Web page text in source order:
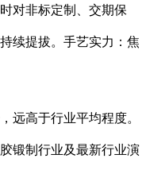
对非标定制、交期保
续提拔。手艺实力：焦
高于行业平均程度。
锻制行业及最新行业演